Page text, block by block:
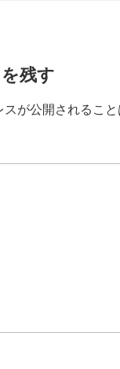
残す
スが公開されること